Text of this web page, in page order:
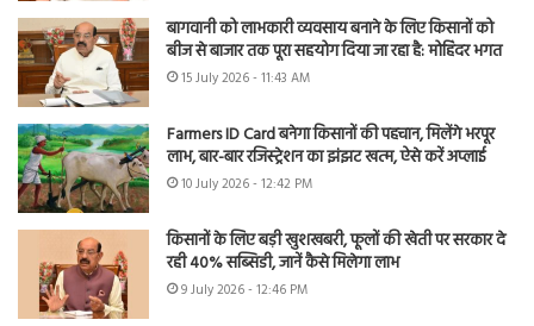
बागवानी को लाभकारी व्यवसाय बनाने के लिए किसानों को
बीज से बाजार तक पूरा सहयोग दिया जा रहा है: मोहिंदर भगत
15 July 2026 - 11:43 AM
Farmers ID Card बनेगा किसानों की पहचान, मिलेंगे भरपूर
लाभ, बार-बार रजिस्ट्रेशन का झंझट खत्म, ऐसे करें अप्लाई
10 July 2026 - 12:42 PM
किसानों के लिए बड़ी खुशखबरी, फूलों की खेती पर सरकार दे
रही 40% सब्सिडी, जानें कैसे मिलेगा लाभ
9 July 2026 - 12:46 PM